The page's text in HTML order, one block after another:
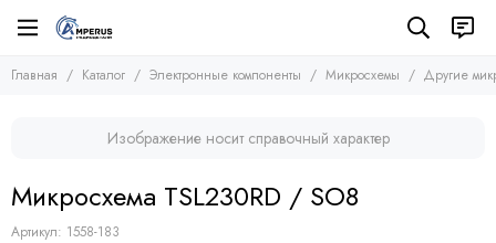
Электронные компоненты
Микросхемы
Микроконтроллеры
Другие микросхемы
Стабилизаторы
Транзисторы
Тиристоры и симисторы
Модули
Главная Каталог Электронные компоненты Микросхемы Другие
Изображение носит справочный характер
Микросхема TSL230RD / SO8
Артикул: 1558-183